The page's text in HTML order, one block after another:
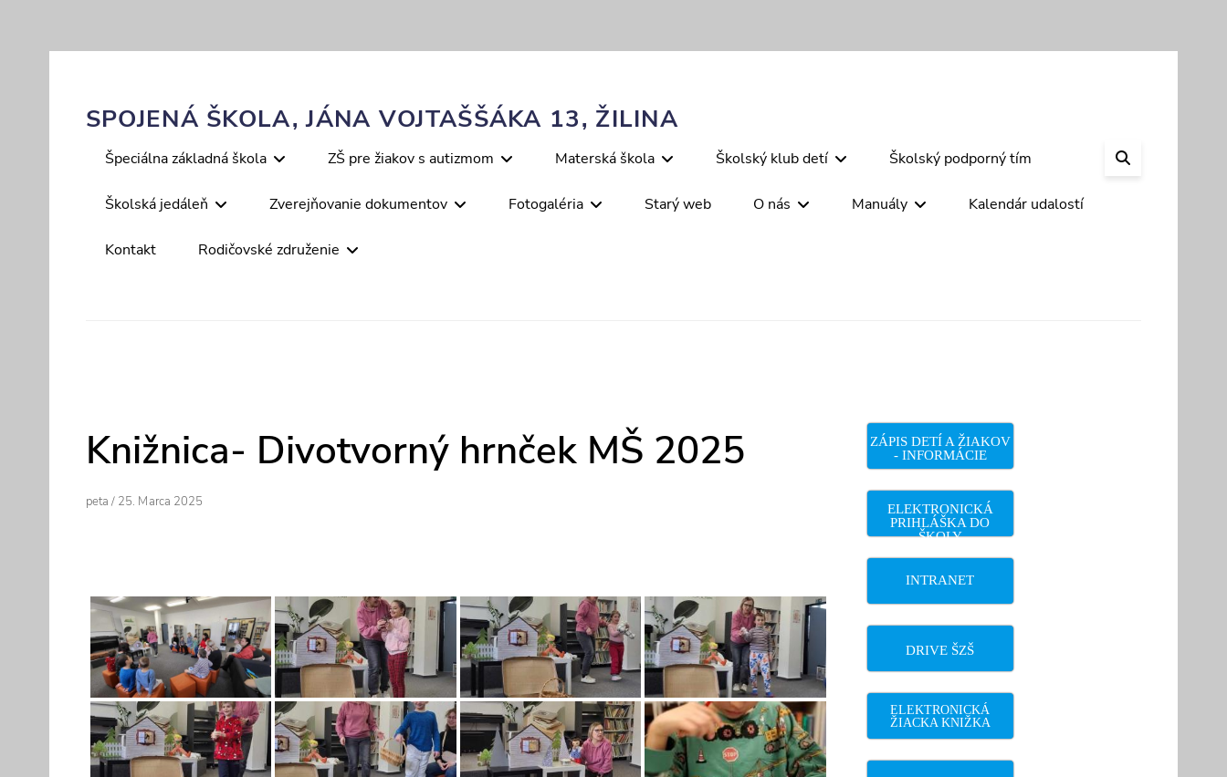
contentSPOJENÁ ŠKOLA, JÁNA VOJTAŠŠÁKA 13, ŽILINA
Primary
Špeciálna základná škola ZŠ pre žiakov s autizmom Materská škola Školský klub detí Školský podporný tím
Školská jedáleň Zverejňovanie dokumentov Fotogaléria Starý web O nás Manuály Kalendár udalostí
Kontakt Rodičovské združenie
Knižnica- Divotvorný hrnček MŠ 2025
Author
Peta / Posted
25. Marca 2025
ZÁPIS DETÍ A ŽIAKOV
- INFORMÁCIE
ELEKTRONICKÁ
PRIHLÁŠKA DO
ŠKOLY
INTRANET
DRIVE ŠZŠ
ELEKTRONICKÁ
ŽIACKA KNIŽKA